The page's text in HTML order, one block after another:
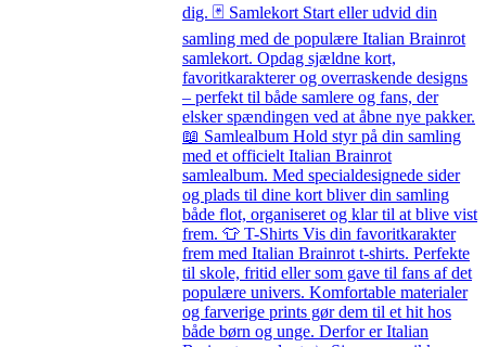
dig. 🃏 Samlekort Start eller udvid din
samling med de populære Italian Brainrot
samlekort. Opdag sjældne kort,
favoritkarakterer og overraskende designs
– perfekt til både samlere og fans, der
elsker spændingen ved at åbne nye pakker.
📖 Samlealbum Hold styr på din samling
med et officielt Italian Brainrot
samlealbum. Med specialdesignede sider
og plads til dine kort bliver din samling
både flot, organiseret og klar til at blive vist
frem. 👕 T-Shirts Vis din favoritkarakter
frem med Italian Brainrot t-shirts. Perfekte
til skole, fritid eller som gave til fans af det
populære univers. Komfortable materialer
og farverige prints gør dem til et hit hos
både børn og unge. Derfor er Italian